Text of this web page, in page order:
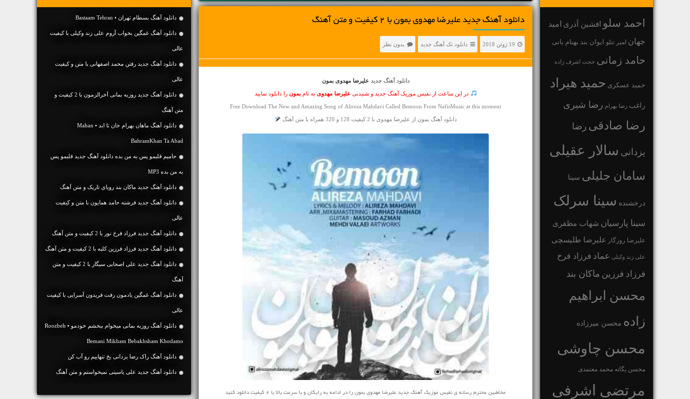
احمد سلو افشین آذری امید
جهان امیر تتلو ایوان بند بهنام بانی
حامد زمانی حجت اشرف زاده
حمید عسکری حمید هیراد
راغب رضا بهرام رضا شیری
رضا صادقی رضا
یزدانی سالار عقیلی
سامان جلیلی سینا
درخشنده سینا سرلک
سینا پارسیان شهاب مظفری
علیرضا روزگار علیرضا طلیسچی
علی زند وکیلی عماد فرزاد فرخ
فرزاد فرزین ماکان بند
محسن ابراهیم
زاده محسن میرزاده
محسن چاوشی
محسن یگانه محمد معتمدی
مرتضی اشرفی
دانلود آهنگ جديد علیرضا مهدوی بمون با 2 کیفیت و متن آهنگ
19 ژوئن 2018 دانلود تک آهنگ جدید بدون نظر
دانلود آهنگ جدید علیرضا مهدوی بمون
در این ساعت از نفیس موزیک آهنگ جدید و شنیدنی علیرضا مهدوی به نامبمون را دانلود نمایید
Free Download The New and Amazing Song of Alireza Mahdavi Called Bemoon From NafisMusic at this moment
دانلود آهنگ بمون از علیرضا مهدوی با 2 کیفیت 128 و 320 همراه با متن آهنگ
مخاطبین محترم رسانه ی نفیس موزیک آهنگ جدید علیرضا مهدوی بمون را در ادامه به رایگان و با سرعت بالا با 2 کیفیت دانلود کنید
دانلود آهنگ بسطام تهران • Bastaam Tehran
دانلود آهنگ غمگین بخواب آروم علی زند وکیلی با کیفیت
عالی
دانلود آهنگ جديد رفتن محمد اصفهانی با متن و کیفیت
عالی
دانلود آهنگ جديد روزبه بمانی آخرالزمون با 2 کیفیت و
متن آهنگ
دانلود آهنگ ماهان بهرام خان تا ابد • Mahan
BahramKhan Ta Abad
حامیم قلبمو پس به من بده دانلود آهنگ جدید قلبمو پس
به من بده MP3
دانلود آهنگ جديد ماکان بند رویای تاریک و متن آهنگ
دانلود آهنگ جديد فرشته حامد همایون با متن و کیفیت
عالی
دانلود آهنگ جديد فرزاد فرخ نور با 2 کیفیت و متن آهنگ
دانلود آهنگ جديد فرزاد فرزین کلبه با 2 کیفیت و متن آهنگ
دانلود آهنگ جديد علی اصحابی سیگار با 2 کیفیت و متن
آهنگ
دانلود آهنگ غمگین یادمون رفت فریدون آسرایی با کیفیت
عالی
دانلود آهنگ روزبه بمانی میخوام ببخشم خودمو • Roozbeh
Bemani Mikham Bebakhsham Khodamo
دانلود آهنگ راک رضا یزدانی یخ تنهاییم رو آب کن
دانلود آهنگ جديد علی یاسینی نمیخواستم و متن آهنگ